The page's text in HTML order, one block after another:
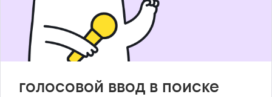
голосовой ввод в поиске